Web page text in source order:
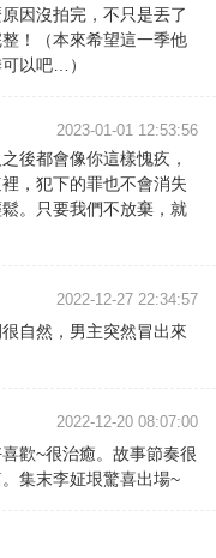
因沒拍完，不只是丟了
！（本來希望這一季他
以吧…）
2023-01-01 12:53:56
後都會像你這樣愧疚，
，犯下的罪也不會消失
。只要我們不放棄，就
2022-12-27 22:34:57
自然，男主突然冒出來
2022-12-20 08:07:00
歡~很治癒。故事節奏很
集末李姃垠驚喜出場~